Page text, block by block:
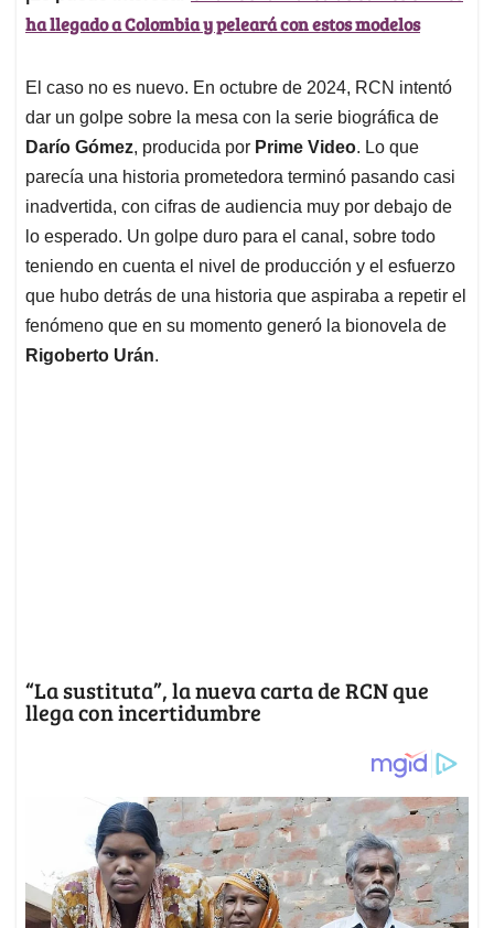
ha llegado a Colombia y peleará con estos modelos
El caso no es nuevo. En octubre de 2024, RCN intentó
dar un golpe sobre la mesa con la serie biográfica de
Darío Gómez, producida por Prime Video. Lo que
parecía una historia prometedora terminó pasando casi
inadvertida, con cifras de audiencia muy por debajo de
lo esperado. Un golpe duro para el canal, sobre todo
teniendo en cuenta el nivel de producción y el esfuerzo
que hubo detrás de una historia que aspiraba a repetir el
fenómeno que en su momento generó la bionovela de
Rigoberto Urán.
“La sustituta”, la nueva carta de RCN que
llega con incertidumbre